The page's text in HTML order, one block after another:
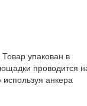
упакован в
проводится
анкера